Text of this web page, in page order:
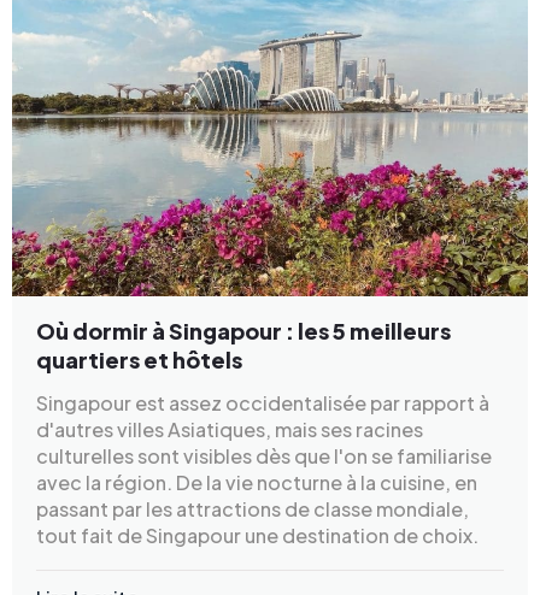
Où dormir à Singapour : les 5 meilleurs
quartiers et hôtels
Singapour est assez occidentalisée par rapport à
d'autres villes Asiatiques, mais ses racines
culturelles sont visibles dès que l'on se familiarise
avec la région. De la vie nocturne à la cuisine, en
passant par les attractions de classe mondiale,
tout fait de Singapour une destination de choix.